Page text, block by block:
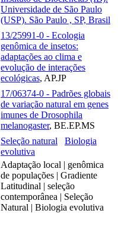
Universidade de São Paulo
(USP). São Paulo , SP, Brasil
13/25991-0 - Ecologia
genômica de insetos:
adaptações ao clima e
evolução de interações
ecológicas, AP.JP
17/06374-0 - Padrões globais
de variação natural em genes
imunes de Drosophila
melanogaster, BE.EP.MS
Seleção natural
Biologia
evolutiva
Adaptação local | genômica
de populações | Gradiente
Latitudinal | seleção
contemporânea | Seleção
Natural | Biologia evolutiva